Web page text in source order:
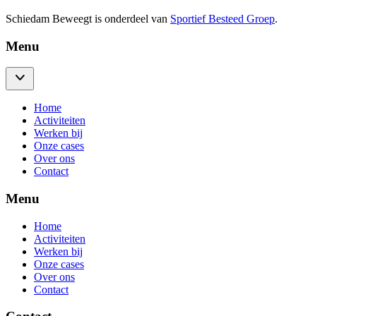
Schiedam Beweegt is onderdeel van Sportief Besteed Groep.
Menu
Home
Activiteiten
Werken bij
Onze cases
Over ons
Contact
Menu
Home
Activiteiten
Werken bij
Onze cases
Over ons
Contact